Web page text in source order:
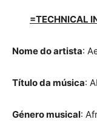
=TECHNICAL
Nome do artista:
Título da música:
Género musical: